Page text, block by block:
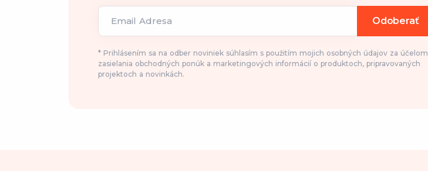
Email Adresa Odoberať
* Prihlásením sa na odber noviniek súhlasím s použitím mojich osobných údajov za účelom
zasielania obchodných ponúk a marketingových informácií o produktoch, pripravovaných
projektoch a novinkách.